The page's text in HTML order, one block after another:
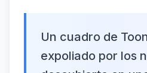
Un cuadro de
expoliado por los